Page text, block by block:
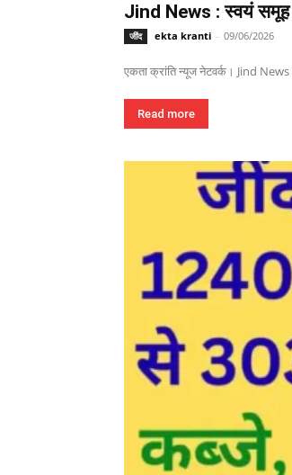
Jind News : स्वयं समूह
जींद ekta kranti - 09/06/2026
एकता क्रांति न्यूज नेटवर्क। Jind
Read more